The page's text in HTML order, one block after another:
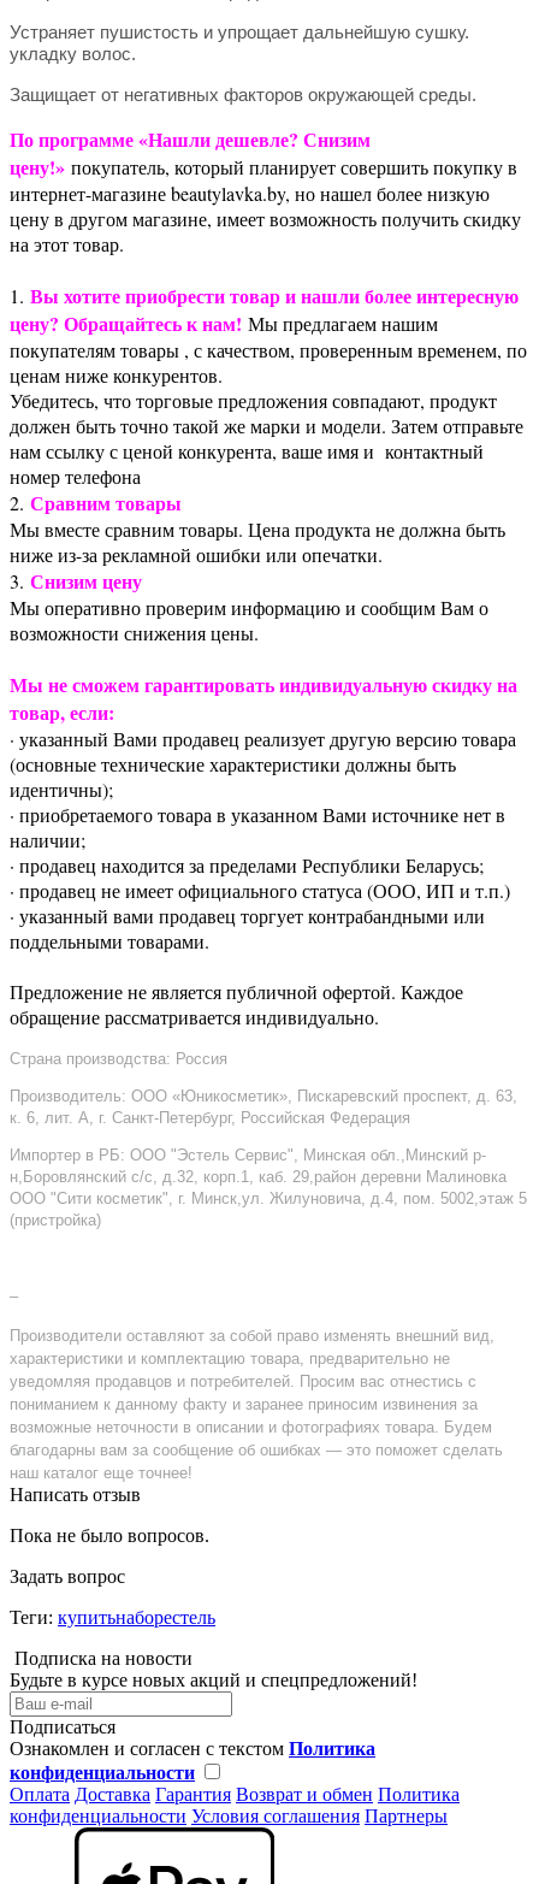
Устраняет пушистость и упрощает дальнейшую сушку.
укладку волос.
Защищает от негативных факторов окружающей среды.
По программе «Нашли дешевле? Снизим
цену!» покупатель, который планирует совершить покупку в
интернет-магазине beautylavka.by, но нашел более низкую
цену в другом магазине, имеет возможность получить скидку
на этот товар.
1. Вы хотите приобрести товар и нашли более интересную
цену? Обращайтесь к нам! Мы предлагаем нашим
покупателям товары , с качеством, проверенным временем, по
ценам ниже конкурентов.
Убедитесь, что торговые предложения совпадают, продукт
должен быть точно такой же марки и модели. Затем отправьте
нам ссылку с ценой конкурента, ваше имя и контактный
номер телефона
2. Сравним товары
Мы вместе сравним товары. Цена продукта не должна быть
ниже из-за рекламной ошибки или опечатки.
3. Снизим цену
Мы оперативно проверим информацию и сообщим Вам о
возможности снижения цены.
Мы не сможем гарантировать индивидуальную скидку на
товар, если:
· указанный Вами продавец реализует другую версию товара
(основные технические характеристики должны быть
идентичны);
· приобретаемого товара в указанном Вами источнике нет в
наличии;
· продавец находится за пределами Республики Беларусь;
· продавец не имеет официального статуса (ООО, ИП и т.п.)
· указанный вами продавец торгует контрабандными или
поддельными товарами.
Предложение не является публичной офертой. Каждое
обращение рассматривается индивидуально.
Страна производства: Россия
Производитель: ООО «Юникосметик», Пискаревский проспект, д. 63,
к. 6, лит. А, г. Санкт-Петербург, Российская Федерация
Импортер в РБ: ООО "Эстель Сервис", Минская обл.,Минский р-
н,Боровлянский с/с, д.32, корп.1, каб. 29,район деревни Малиновка
ООО "Сити косметик", г. Минск,ул. Жилуновича, д.4, пом. 5002,этаж 5
(пристройка)
–
Производители оставляют за собой право изменять внешний вид,
характеристики и комплектацию товара, предварительно не
уведомляя продавцов и потребителей. Просим вас отнестись с
пониманием к данному факту и заранее приносим извинения за
возможные неточности в описании и фотографиях товара. Будем
благодарны вам за сообщение об ошибках — это поможет сделать
наш каталог еще точнее!
Написать отзыв
Пока не было вопросов.
Задать вопрос
Теги: купитьнаборестель
Подписка на новости
Будьте в курсе новых акций и спецпредложений!
Подписаться
Ознакомлен и согласен с текстом Политика
конфиденциальности
Оплата Доставка Гарантия Возврат и обмен Политика
конфиденциальности Условия соглашения Партнеры